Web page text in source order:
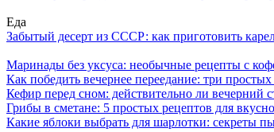
Еда
Забытый десерт из СССР: как приготовить
Маринады без уксуса: необычные рецепты с
Как победить вечернее переедание: три
Кефир перед сном: действительно ли вечерний
Грибы в сметане: 5 простых рецептов для
Какие яблоки выбрать для шарлотки: секреты